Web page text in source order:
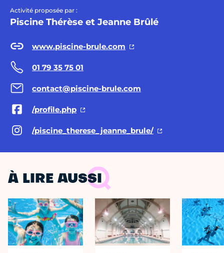
Activité proposée par :
Piscine Thérèse et Jeanne Brûlé
www.piscine-brule.com
01 79 35 75 01
contact@piscine-brule.com
/profile.php
/piscine_therese_jeanne_brule/
À LIRE AUSSI